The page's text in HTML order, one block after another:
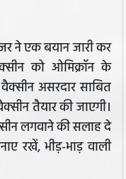
ने एक बयान जारी कर
को ओमिक्रॉन के
असरदार साबित
तैयार की जाएगी।
लगवाने की सलाह दे
रखें, भीड़-भाड़ वाली